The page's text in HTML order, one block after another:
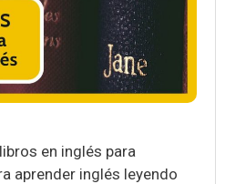
en inglés para
aprender inglés leyendo